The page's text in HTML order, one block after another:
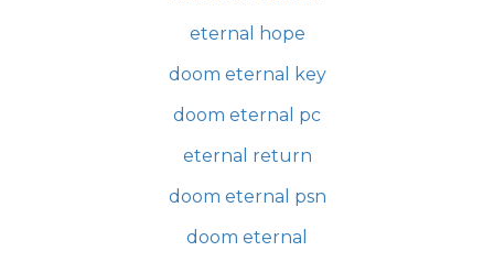
eternal hope
doom eternal key
doom eternal pc
eternal return
doom eternal psn
doom eternal